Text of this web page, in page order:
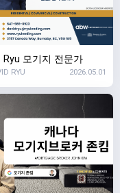
Ryu 모기지 전문가
RYU 2026.05.01